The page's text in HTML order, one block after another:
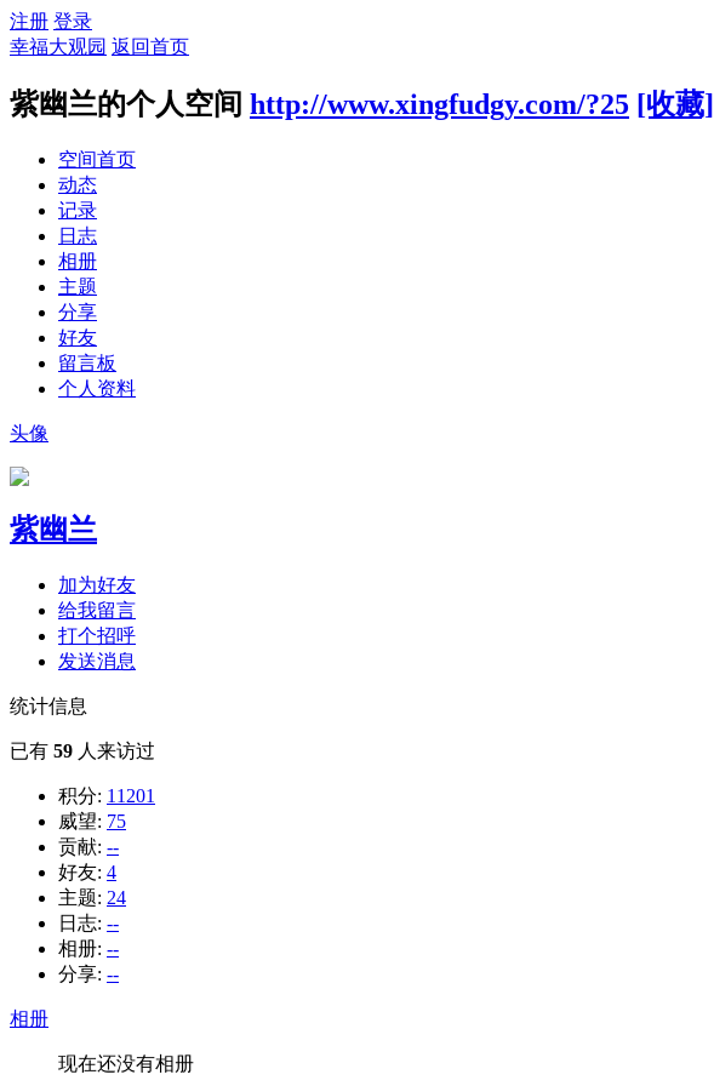
注册 登录
幸福大观园 返回首页
紫幽兰的个人空间 http://www.xingfudgy.com/?25 [收藏]
空间首页
动态
记录
日志
相册
主题
分享
好友
留言板
个人资料
头像
紫幽兰
加为好友
给我留言
打个招呼
发送消息
统计信息
已有 59 人来访过
积分: 11201
威望: 75
贡献: --
好友: 4
主题: 24
日志: --
相册: --
分享: --
相册
现在还没有相册